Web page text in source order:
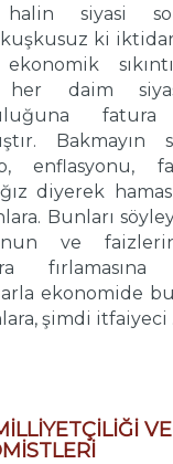
siyasi
ki
her daim
Bakmayın
enflasyonu,
diyerek
Bunları
ve
ekonomide
şimdi itfaiyeci